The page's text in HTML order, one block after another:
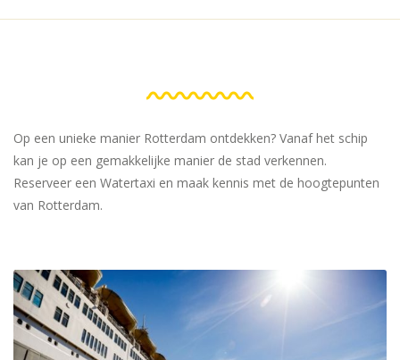
Op een unieke manier Rotterdam ontdekken? Vanaf het schip
kan je op een gemakkelijke manier de stad verkennen.
Reserveer een Watertaxi en maak kennis met de hoogtepunten
van Rotterdam.